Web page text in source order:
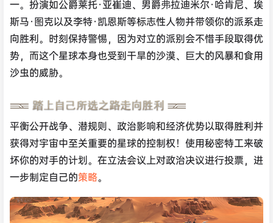
一。扮演如公爵莱托·亚崔迪、男爵弗拉迪米尔·哈肯尼、埃
斯马·图克以及李特·凯恩斯等标志性人物并带领你的派系走
向胜利。时刻保持警惕，因为对立的派别会不惜手段取得优
势，而这个星球本身也受到干旱的沙漠、巨大的风暴和食用
沙虫的威胁。
平衡公开战争、潜规则、政治影响和经济优势以取得胜利并
获得对宇宙中至关重要的星球的控制权！使用秘密特工来破
坏你的对手的计划。在立法会议上对政治决议进行投票，进
一步制定自己的策略。